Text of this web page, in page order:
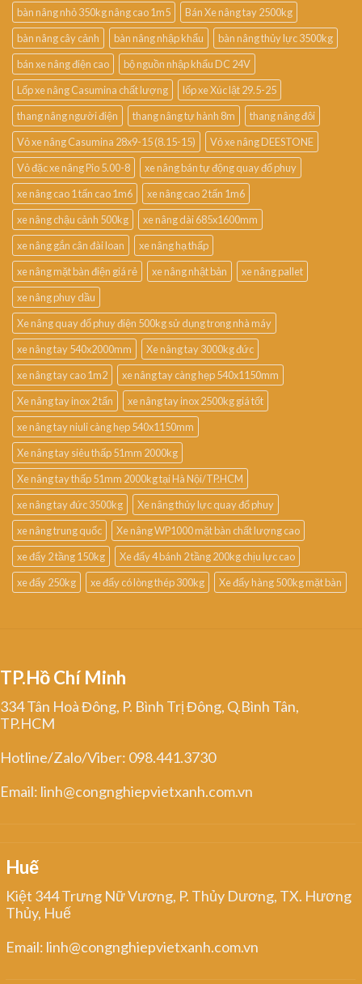
bàn nâng nhỏ 350kg nâng cao 1m5
Bán Xe nâng tay 2500kg
bàn nâng cây cảnh
bàn nâng nhập khẩu
bàn nâng thủy lực 3500kg
bán xe nâng điện cao
bộ nguồn nhập khẩu DC 24V
Lốp xe nâng Casumina chất lượng
lốp xe Xúc lật 29.5-25
thang nâng người điện
thang nâng tự hành 8m
thang nâng đôi
Vỏ xe nâng Casumina 28x9-15 (8.15-15)
Vỏ xe nâng DEESTONE
Vỏ đặc xe nâng Pio 5.00-8
xe nâng bán tự động quay đổ phuy
xe nâng cao 1 tấn cao 1m6
xe nâng cao 2 tấn 1m6
xe nâng chậu cảnh 500kg
xe nâng dài 685x1600mm
xe nâng gắn cân đài loan
xe nâng hạ thấp
xe nâng mặt bàn điện giá rẻ
xe nâng nhật bản
xe nâng pallet
xe nâng phuy dầu
Xe nâng quay đổ phuy điện 500kg sử dụng trong nhà máy
xe nâng tay 540x2000mm
Xe nâng tay 3000kg đức
xe nâng tay cao 1m2
xe nâng tay càng hẹp 540x1150mm
Xe nâng tay inox 2 tấn
xe nâng tay inox 2500kg giá tốt
xe nâng tay niuli càng hẹp 540x1150mm
Xe nâng tay siêu thấp 51mm 2000kg
Xe nâng tay thấp 51mm 2000kg tại Hà Nội/TP.HCM
xe nâng tay đức 3500kg
Xe nâng thủy lực quay đổ phuy
xe nâng trung quốc
Xe nâng WP1000 mặt bàn chất lượng cao
xe đẩy 2 tầng 150kg
Xe đẩy 4 bánh 2 tầng 200kg chịu lực cao
xe đẩy 250kg
xe đẩy có lòng thép 300kg Xe đẩy hàng 500kg mặt bàn
TP.Hồ Chí Minh
334 Tân Hoà Đông, P. Bình Trị Đông, Q.Bình Tân,
TP.HCM
Hotline/Zalo/Viber: 098.441.3730
Email: linh@congnghiepvietxanh.com.vn
Huế
Kiệt 344 Trưng Nữ Vương, P. Thủy Dương, TX. Hương
Thủy, Huế
Email: linh@congnghiepvietxanh.com.vn